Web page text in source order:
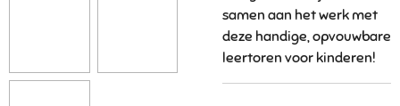
samen aan het werk met
deze handige, opvouwbare
leertoren voor kinderen!